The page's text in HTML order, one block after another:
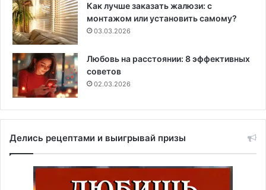
Как лучше заказать жалюзи: с
монтажом или установить самому?
03.03.2026
Любовь на расстоянии: 8 эффективных
советов
02.03.2026
Делись рецептами и выигрывай призы